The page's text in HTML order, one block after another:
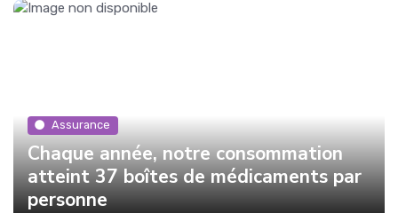
Assurance
Chaque année, notre consommation
atteint 37 boîtes de médicaments par
personne